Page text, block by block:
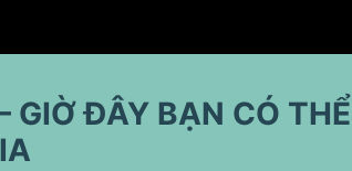
GIỜ ĐÂY BẠN CÓ